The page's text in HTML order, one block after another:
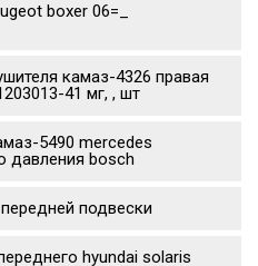
boxer 06=_
камаз-4326 правая
41 мг, , шт
5490 mercedes
давления bosch
подвески
hyundai solaris